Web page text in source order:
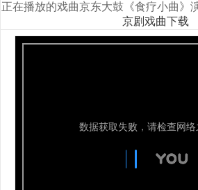
正在播放的戏曲京东大鼓《食疗小曲》
京剧戏曲下载